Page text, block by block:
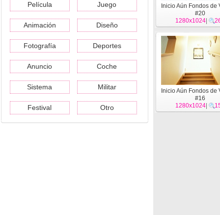
Película Juego
Animación Diseño
Fotografía Deportes
Anuncio Coche
Sistema Militar
Festival Otro
Inicio Aún Fondos de
#20
1280x1024
Inicio Aún Fondos de
#16
1280x1024